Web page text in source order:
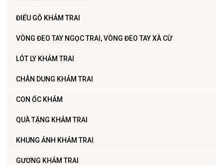
ĐIẾU GỖ KHẢM TRAI
VÒNG ĐEO TAY NGỌC TRAI, VÒNG ĐEO TAY XÀ CỪ
LÓT LY KHẢM TRAI
CHÂN DUNG KHẢM TRAI
CON ỐC KHẢM
QUÀ TẶNG KHẢM TRAI
KHUNG ẢNH KHẢM TRAI
GƯƠNG KHẢM TRAI